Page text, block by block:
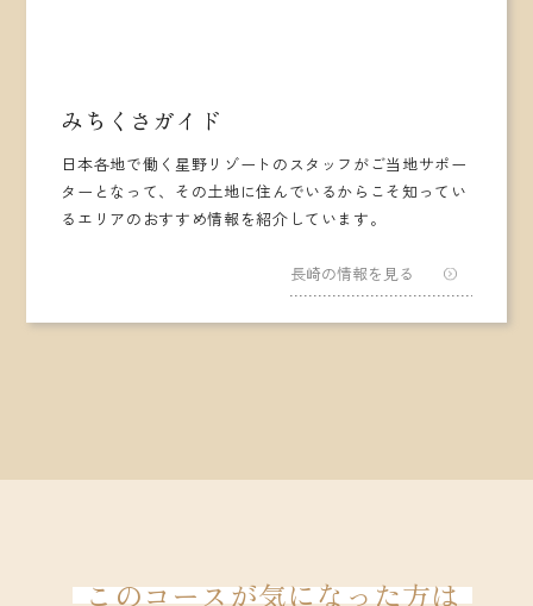
みちくさガイド
日本各地で働く星野リゾートのスタッフがご当地サポー
ターとなって、その土地に住んでいるからこそ知ってい
るエリアのおすすめ情報を紹介しています。
長崎の情報を見る
このコースが気になった方は